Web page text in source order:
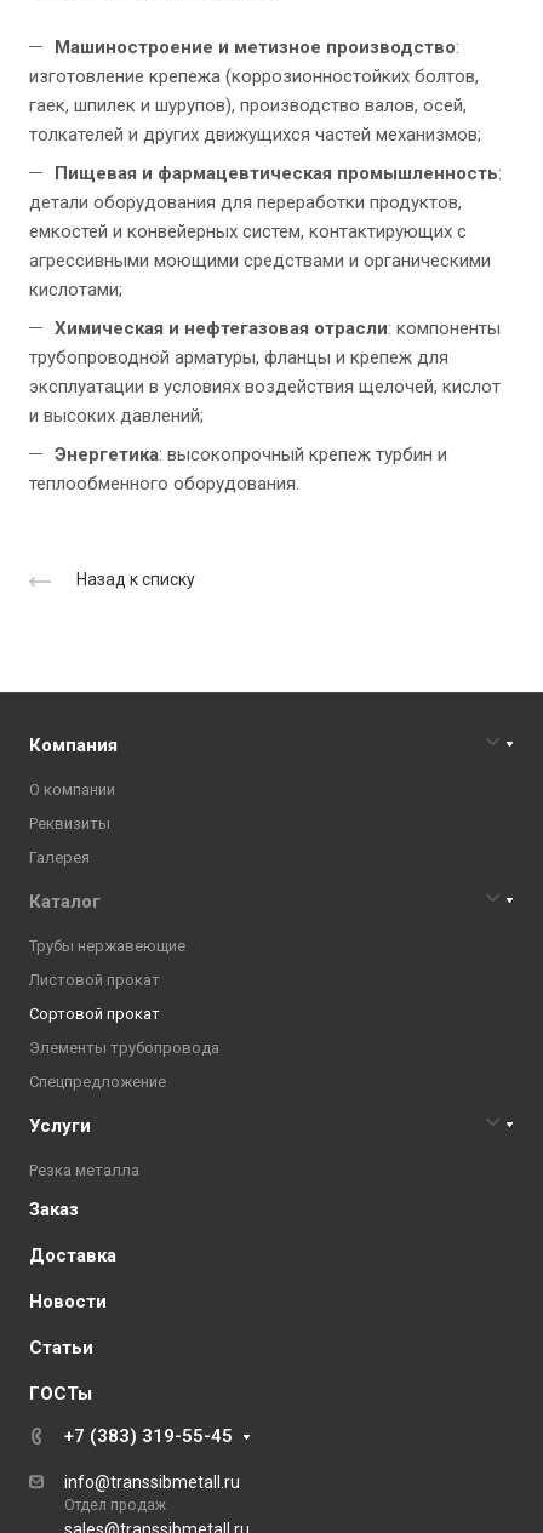
Машиностроение и метизное производство:
изготовление крепежа (коррозионностойких болтов,
гаек, шпилек и шурупов), производство валов, осей,
толкателей и других движущихся частей механизмов;
Пищевая и фармацевтическая промышленность:
детали оборудования для переработки продуктов,
емкостей и конвейерных систем, контактирующих с
агрессивными моющими средствами и органическими
кислотами;
Химическая и нефтегазовая отрасли: компоненты
трубопроводной арматуры, фланцы и крепеж для
эксплуатации в условиях воздействия щелочей, кислот
и высоких давлений;
Энергетика: высокопрочный крепеж турбин и
теплообменного оборудования.
Назад к списку
Компания
О компании
Реквизиты
Галерея
Каталог
Трубы нержавеющие
Листовой прокат
Сортовой прокат
Элементы трубопровода
Спецпредложение
Услуги
Резка металла
Заказ
Доставка
Новости
Статьи
ГОСТы
+7 (383) 319-55-45
info@transsibmetall.ru
Отдел продаж